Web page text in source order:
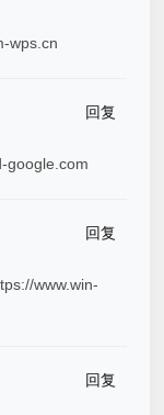
wps.cn
回复
google.com
回复
www.win-
回复